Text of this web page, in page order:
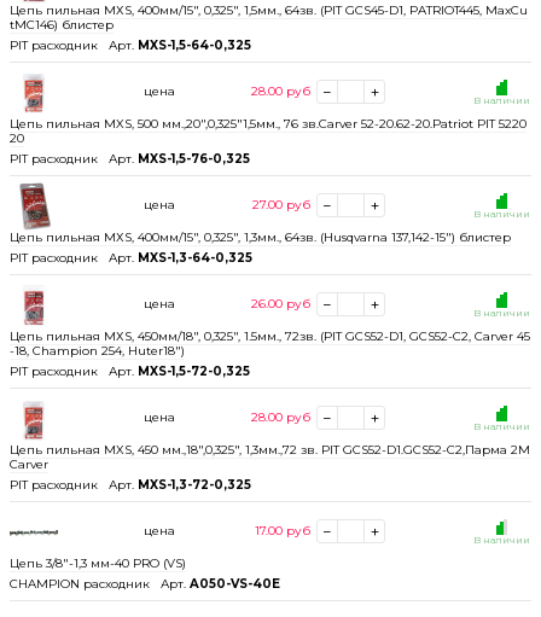
Цепь пильная МХS, 400мм/15", 0,325", 1,5мм., 64зв. (PIT GCS45-D1, PATRIOT445, MaxCu
tMC146) блистер
PIT расходник
Арт. MXS-1,5-64-0,325
Цепь пильная MXS, 500 мм.,20",0,325"1,5мм., 76 зв.Carver 52-20.62-20.Patriot PIT 5220
20
PIT расходник
Арт. MXS-1,5-76-0,325
В наличии
цена 28.00 руб
Цепь пильная МХS, 400мм/15", 0,325", 1,3мм., 64зв. (Husqvarna 137,142-15") блистер
PIT расходник
Арт. MXS-1,3-64-0,325
В наличии
цена 27.00 руб
Цепь пильная МХS, 450мм/18", 0,325", 1.5мм., 72зв. (PIT GCS52-D1, GCS52-C2, Carver 45
-18, Champion 254, Huter18")
PIT расходник
Арт. MXS-1,5-72-0,325
В наличии
цена 26.00 руб
Цепь пильная MXS, 450 мм.,18",0,325", 1,3мм.,72 зв. PIT GCS52-D1.GCS52-C2,Парма 2М
Carver
PIT расходник
Арт. MXS-1,3-72-0,325
В наличии
цена 28.00 руб
Цепь 3/8"-1,3 мм-40 PRO (VS)
CHAMPION расходник
Арт. A050-VS-40E
В наличии
цена 17.00 руб